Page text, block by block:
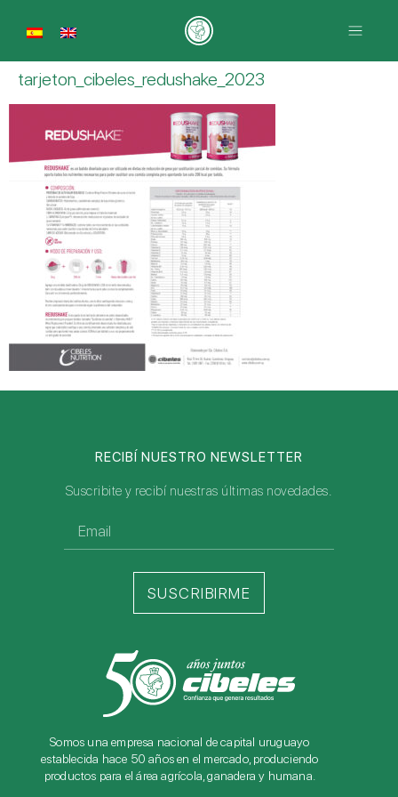
tarjeton_cibeles_redushake_2023
Somos una empresa nacional de capital uruguayo
establecida hace 50 años en el mercado, produciendo
productos para el área agrícola, ganadera y humana.
RECIBÍ NUESTRO NEWSLETTER
Suscribite y recibí nuestras últimas novedades.
SUSCRIBIRME